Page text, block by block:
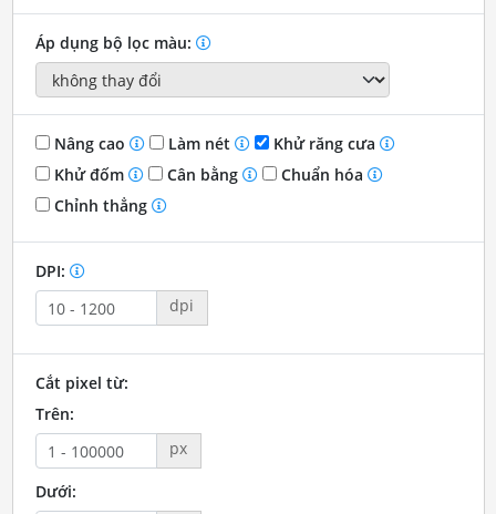
Áp dụng bộ lọc màu:
Nâng cao Làm nét
Khử răng cưa
Khử đốm
Cân bằng
Chuẩn hóa
Chỉnh thẳng
DPI:
dpi
Cắt pixel từ:
Trên:
px
Dưới: